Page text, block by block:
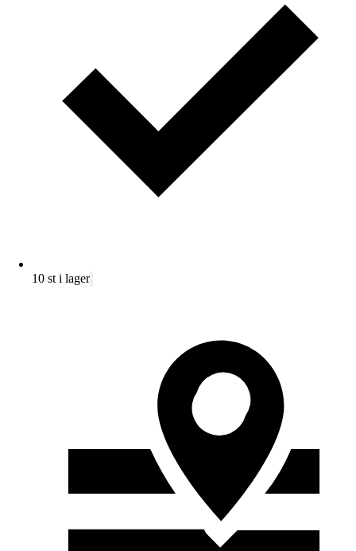
10 st i lager